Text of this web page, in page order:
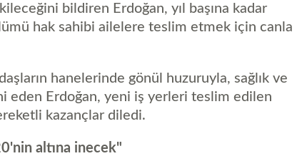
bildiren Erdoğan, yıl başına kadar
hak sahibi ailelere teslim etmek için canla
hanelerinde gönül huzuruyla, sağlık ve
eden Erdoğan, yeni iş yerleri teslim edilen
kazançlar diledi.
altına inecek"